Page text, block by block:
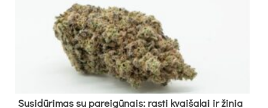
Su­si­dū­ri­mas su pa­rei­gū­nais: ras­ti kvai­ša­lai ir ži­nia